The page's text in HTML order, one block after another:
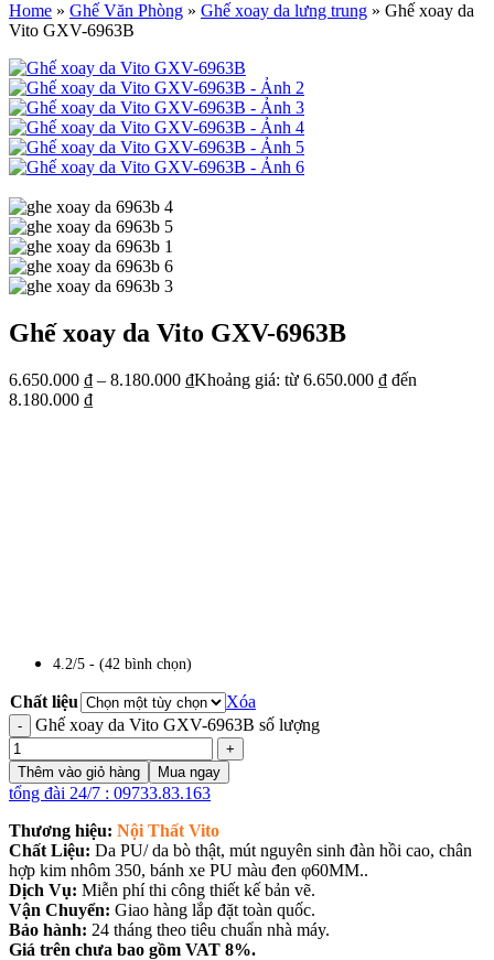
Home » Ghế Văn Phòng » Ghế xoay da lưng trung » Ghế xoay da
Vito GXV-6963B
Ghế xoay da Vito GXV-6963B
6.650.000 ₫ – 8.180.000 ₫Khoảng giá: từ 6.650.000 ₫ đến
8.180.000 ₫
4.2/5 - (42 bình chọn)
Chất liệu
Xóa
Ghế xoay da Vito GXV-6963B số lượng
Thêm vào giỏ hàng Mua ngay
tổng đài 24/7 : 09733.83.163
Thương hiệu: Nội Thất Vito
Chất Liệu: Da PU/ da bò thật, mút nguyên sinh đàn hồi cao, chân
hợp kim nhôm 350, bánh xe PU màu đen φ60MM..
Dịch Vụ: Miễn phí thi công thiết kế bản vẽ.
Vận Chuyển: Giao hàng lắp đặt toàn quốc.
Bảo hành: 24 tháng theo tiêu chuẩn nhà máy.
Giá trên chưa bao gồm VAT 8%.